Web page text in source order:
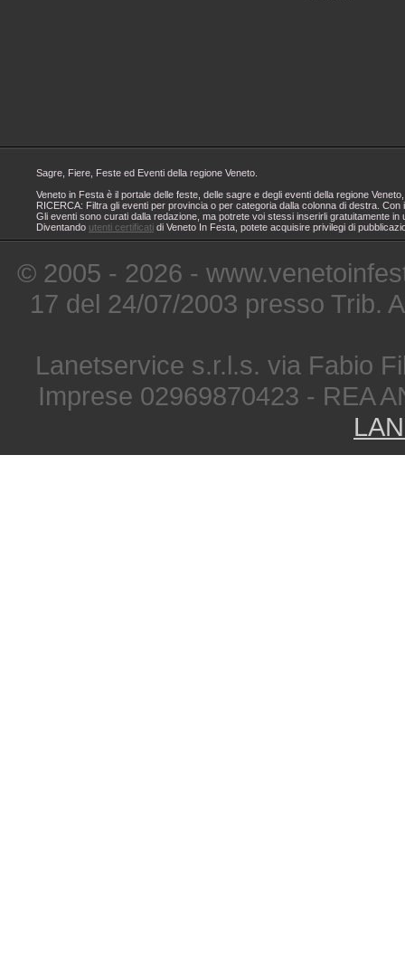
Sagre, Fiere, Feste ed Eventi della regione Veneto.
Veneto in Festa è il portale delle feste, delle sagre e degli eventi della regione
RICERCA: Filtra gli eventi per provincia o per categoria dalla colonna di destra.
Gli eventi sono curati dalla redazione, ma potrete voi stessi inserirli gratuitamente
Diventando utenti certificati di Veneto In Festa, potete acquisire privilegi di
© 2005 - 2026 -
17 del 24/07/2003 presso Trib.
Lanetservice s.r.l.s. via Fabio
Imprese 02969870423 - REA